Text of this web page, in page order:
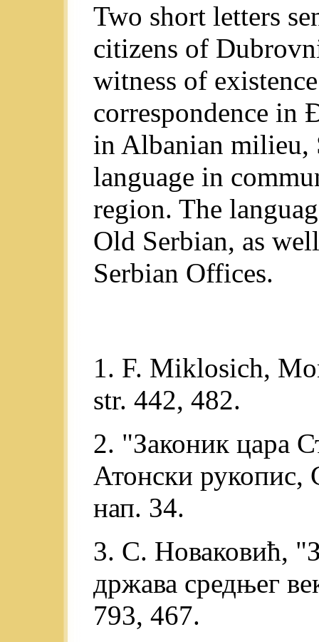
Two short letters
citizens of
witness of
correspondence in
in Albanian milieu,
language in
region. The
Old Serbian, as
Serbian Offices.
1. F. Miklosich,
str. 442, 482.
2. "Законик цара
Атонски рукопис,
нап. 34.
3. С. Новаковић,
држава средњег
793, 467.